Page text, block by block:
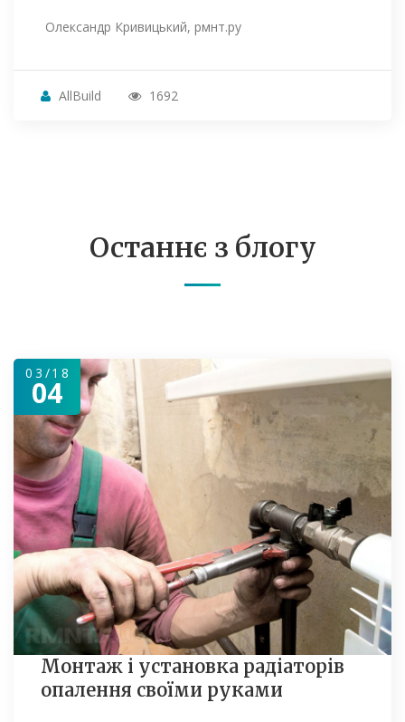
Олександр Кривицький, рмнт.ру
AllBuild 1692
Останнє з блогу
03/18
04
Монтаж і установка радіаторів
опалення своїми руками